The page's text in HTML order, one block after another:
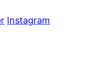
Instagram